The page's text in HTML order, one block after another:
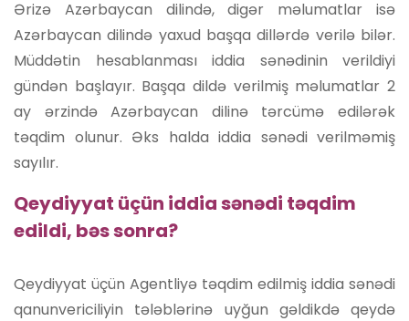
Ərizə Azərbaycan dilində, digər məlumatlar isə
Azərbaycan dilində yaxud başqa dillərdə verilə bilər.
Müddətin hesablanması iddia sənədinin verildiyi
gündən başlayır. Başqa dildə verilmiş məlumatlar 2
ay ərzində Azərbaycan dilinə tərcümə edilərək
təqdim olunur. Əks halda iddia sənədi verilməmiş
sayılır.
Qeydiyyat üçün iddia sənədi təqdim
edildi, bəs sonra?
Qeydiyyat üçün Agentliyə təqdim edilmiş iddia sənədi
qanunvericiliyin tələblərinə uyğun gəldikdə qeydə